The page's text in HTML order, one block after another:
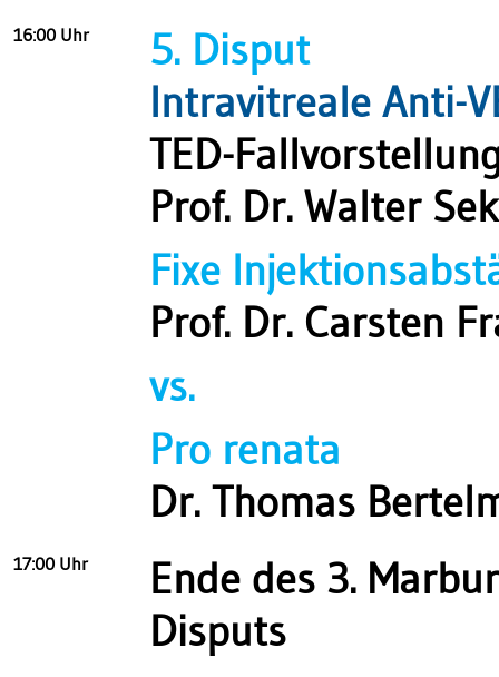
16:00 Uhr
5. Disput
Intravitreale Anti-
TED-
Prof. Dr. Walter
Fixe
Prof. Dr. Carsten
vs.
Pro renata
Dr. Thomas
17:00 Uhr
Ende des 3.
Disputs